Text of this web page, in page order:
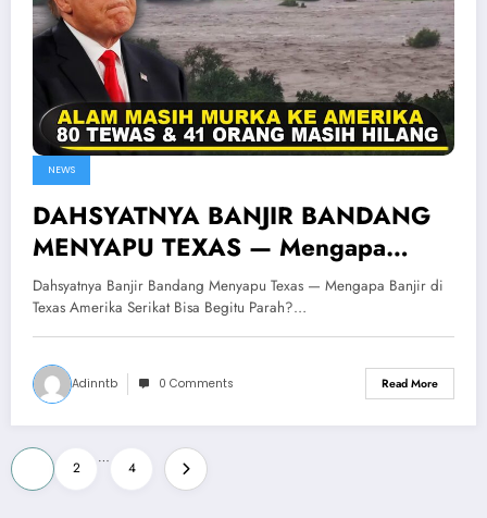
NEWS
DAHSYATNYA BANJIR BANDANG
MENYAPU TEXAS — Mengapa
Banjir di Texas Amerika Serikat Bisa
Begitu Parah?
Dahsyatnya Banjir Bandang Menyapu Texas — Mengapa Banjir di
Texas Amerika Serikat Bisa Begitu Parah?…
Adinntb 0 Comments Read More
Posts
pagination
2
…
4